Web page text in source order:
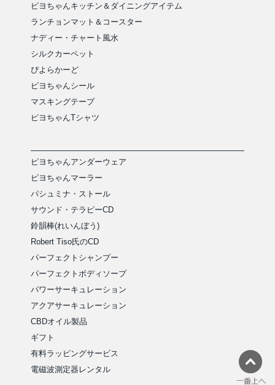
ピヨちゃんキッチン＆ダイニングアイテム
ランチョンマット＆コースター
ナディー・チャート風水
シルクカーペット
ぴよらかーど
ピヨちゃんシール
マスキングテープ
ピヨちゃんTシャツ
ピヨちゃんアンダーウェア
ピヨちゃんマーラー
パシュミナ・ストール
サウンド・テラピーCD
鈴韻棒(れいんぼう)
Robert Tiso氏のCD
パーフェクトシャンプー
パーフェクトボディソープ
パワーサーキュレーション
アクアサーキュレーション
CBDオイル製品
ギフト
有料ラッピングサービス
電磁波測定器レンタル